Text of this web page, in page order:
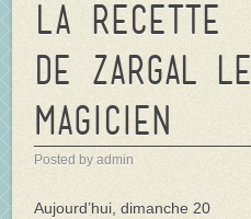
La Recette
de Zargal le
magicien
Posted by admin
Aujourd’hui, dimanche 20